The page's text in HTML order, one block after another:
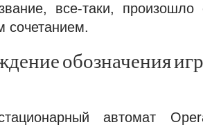
все-таки,
обозначения
автомат